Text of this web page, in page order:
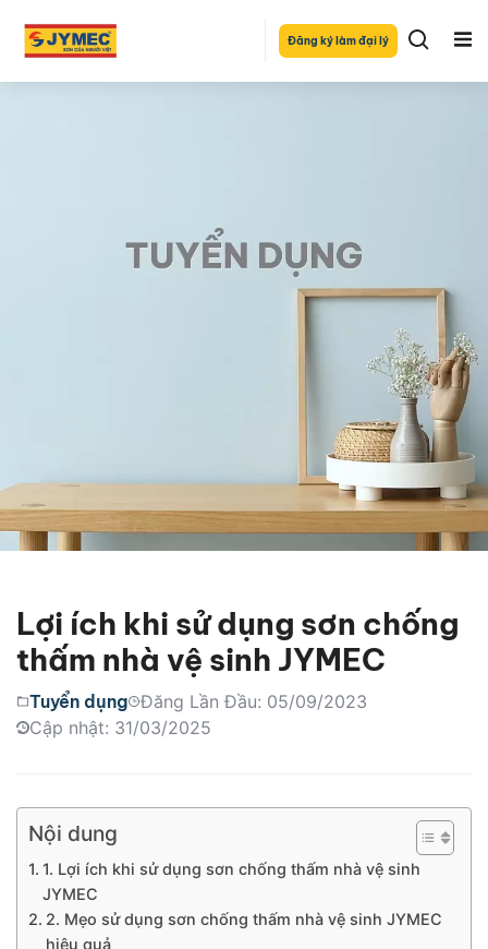
Đăng ký làm đại lý
Lợi ích khi sử dụng sơn chống
thấm nhà vệ sinh JYMEC
Tuyển dụng Đăng Lần Đầu: 05/09/2023
Cập nhật: 31/03/2025
Nội dung
1. Lợi ích khi sử dụng sơn chống thấm nhà vệ sinh
JYMEC
2. Mẹo sử dụng sơn chống thấm nhà vệ sinh JYMEC
hiệu quả